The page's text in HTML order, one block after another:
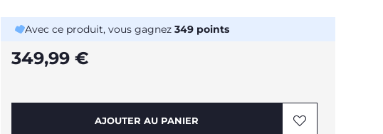
Avec ce produit, vous gagnez 349 points
349,99 €
AJOUTER AU PANIER